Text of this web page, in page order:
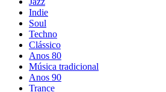
Indie
Soul
Techno
Clássico
Anos 80
Música tradicional
Anos 90
Trance